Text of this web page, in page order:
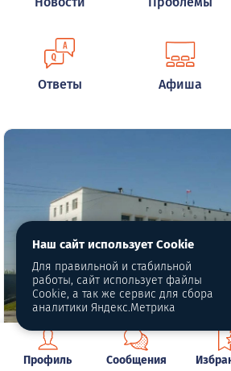
Ответы Афиша
Автор фото: VK-группа
Профиль Сообщения
Наш сайт использует Cookie
Для правильной и стабильной
работы, сайт использует файлы
Cookie, а так же сервис для сбора
аналитики Яндекс.Метрика